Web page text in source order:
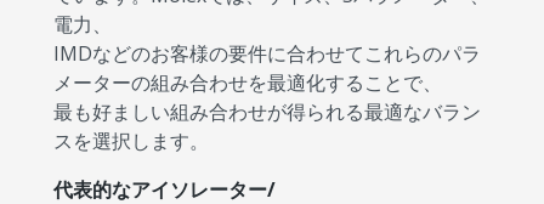
電力、
IMDなどのお客様の要件に合わせてこれらのパラ
メーターの組み合わせを最適化することで、
最も好ましい組み合わせが得られる最適なバラン
スを選択します。
代表的なアイソレーター/